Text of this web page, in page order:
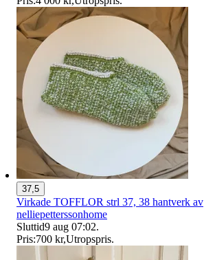
37,5
Virkade TOFFLOR strl 37, 38 hantverk av
nelliepetterssonhome
Sluttid9 aug 07:02.
Pris:700 kr,Utropspris.